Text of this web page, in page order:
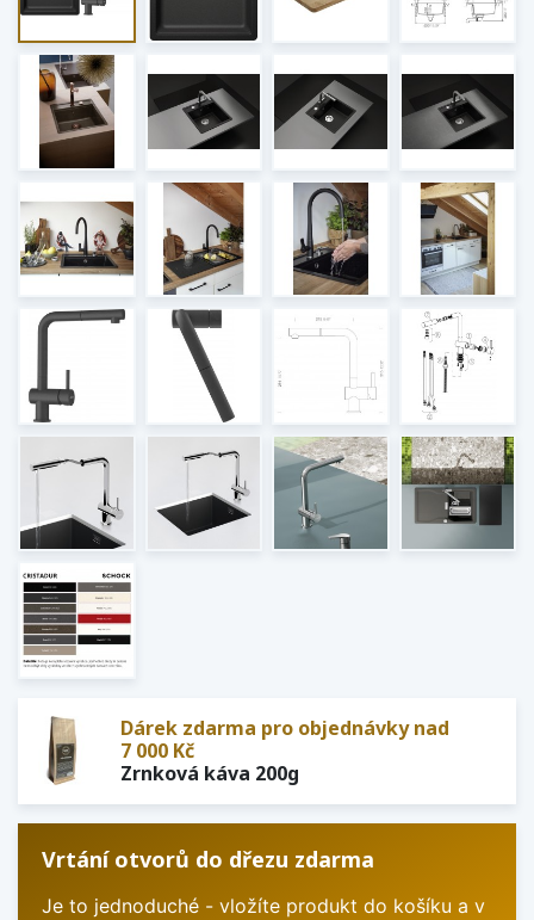
Dárek zdarma pro objednávky nad
7 000 Kč
Zrnková káva 200g
Vrtání otvorů do dřezu zdarma
Je to jednoduché - vložíte produkt do košíku a v